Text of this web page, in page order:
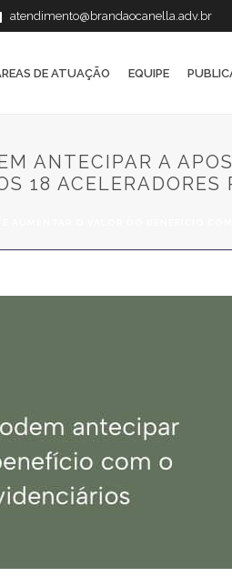
atendimento@brandaocanella.adv.br
DE ATUAÇÃO EQUIPE
ANTECIPAR A
18 ACELERADORES